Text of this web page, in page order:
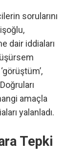
sorularını
dair iddiaları
amaçla
yalanladı.
Tepki